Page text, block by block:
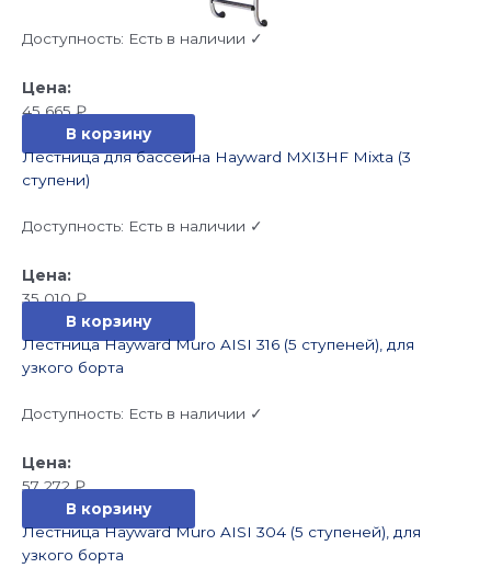
Доступность: Есть в наличии ✓
45 665₽
В корзину
Лестница для бассейна Hayward MXI3HF Mixta (3
ступени)
Доступность: Есть в наличии ✓
35 010₽
В корзину
Лестница Hayward Muro AISI 316 (5 ступеней), для
узкого борта
Доступность: Есть в наличии ✓
57 272₽
В корзину
Лестница Hayward Muro AISI 304 (5 ступеней), для
узкого борта